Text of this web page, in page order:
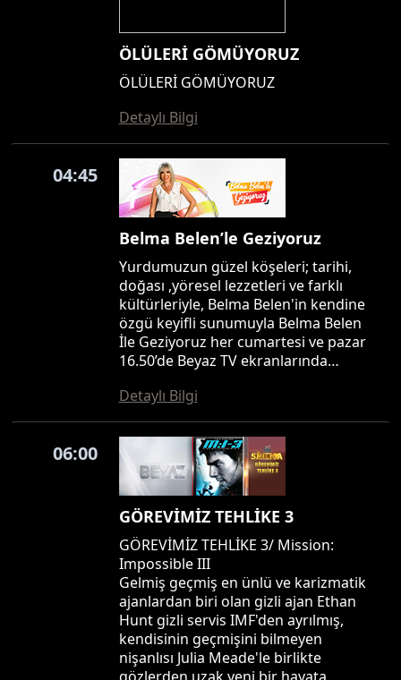
ÖLÜLERİ GÖMÜYORUZ
ÖLÜLERİ GÖMÜYORUZ
Detaylı Bilgi
04:45
Belma Belen’le Geziyoruz
Yurdumuzun güzel köşeleri; tarihi,
doğası ,yöresel lezzetleri ve farklı
kültürleriyle, Belma Belen'in kendine
özgü keyifli sunumuyla Belma Belen
İle Geziyoruz her cumartesi ve pazar
16.50’de Beyaz TV ekranlarında…
Detaylı Bilgi
06:00
GÖREVİMİZ TEHLİKE 3
GÖREVİMİZ TEHLİKE 3/ Mission:
Impossible III
Gelmiş geçmiş en ünlü ve karizmatik
ajanlardan biri olan gizli ajan Ethan
Hunt gizli servis IMF'den ayrılmış,
kendisinin geçmişini bilmeyen
nişanlısı Julia Meade'le birlikte